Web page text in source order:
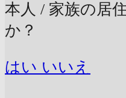
本人 / 家族の居
か？
はい いいえ